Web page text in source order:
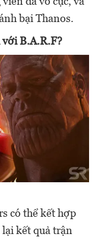
bại Thanos.
với B.A.R.F?
có thể kết hợp
kết quả trận